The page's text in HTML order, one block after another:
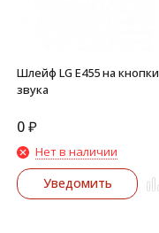
Шлейф LG E455 на кнопки
звука
0₽
Нет в наличии
Уведомить